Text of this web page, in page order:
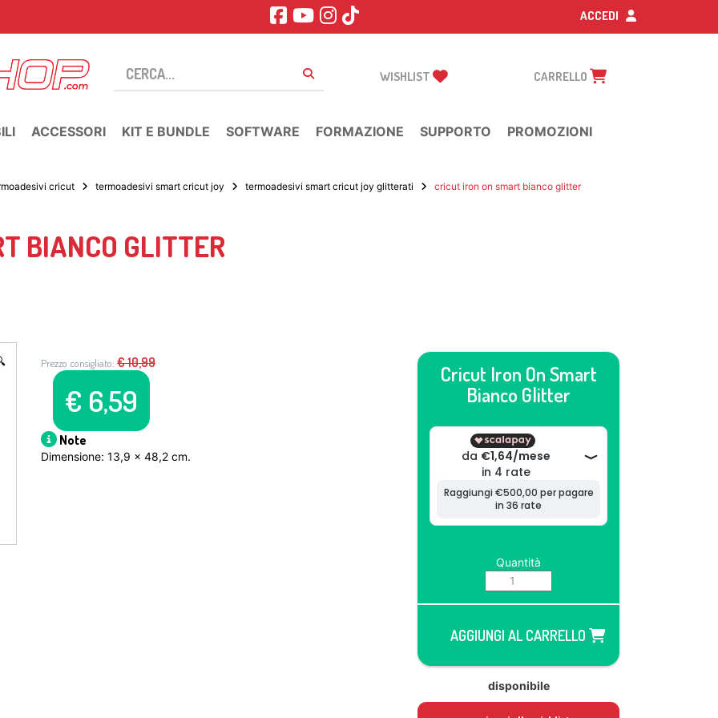
ACCEDI
WISHLIST CARRELLO
ACCESSORI KIT E BUNDLE SOFTWARE FORMAZIONE SUPPORTO PROMOZIONI
cricut termoadesivi smart cricut joy termoadesivi smart cricut joy glitterati cricut iron on smart bianco glitter
BIANCO GLITTER
Prezzo consigliato: €10,99
€ 6,59
Note
Dimensione: 13,9 x 48,2 cm.
Cricut Iron On Smart
Bianco Glitter
Quantità
AGGIUNGI AL CARRELLO
disponibile